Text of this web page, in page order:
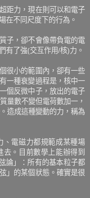
距力，現在則可以和電子
在不同尺度下的行為。
子，卻不會像帶負電的電
有了強(交互作用/核)力。
很小的範圍內，卻有一些
一種衰變過程是，核中一
個反微中子，放出的電子
量數不變但電荷數加一，
造成這種變動的力，稱為
、電磁力都規範成某種場
。目前數學上能辦得到
論」：所有的基本粒子都
」的某個狀態。確實是很